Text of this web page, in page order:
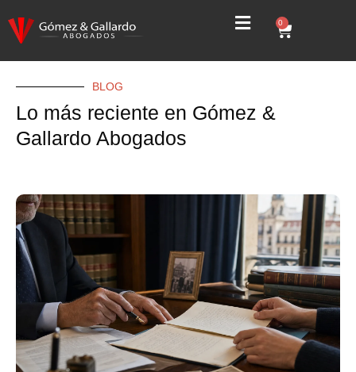
0
BLOG
Lo más reciente en Gómez &
Gallardo Abogados